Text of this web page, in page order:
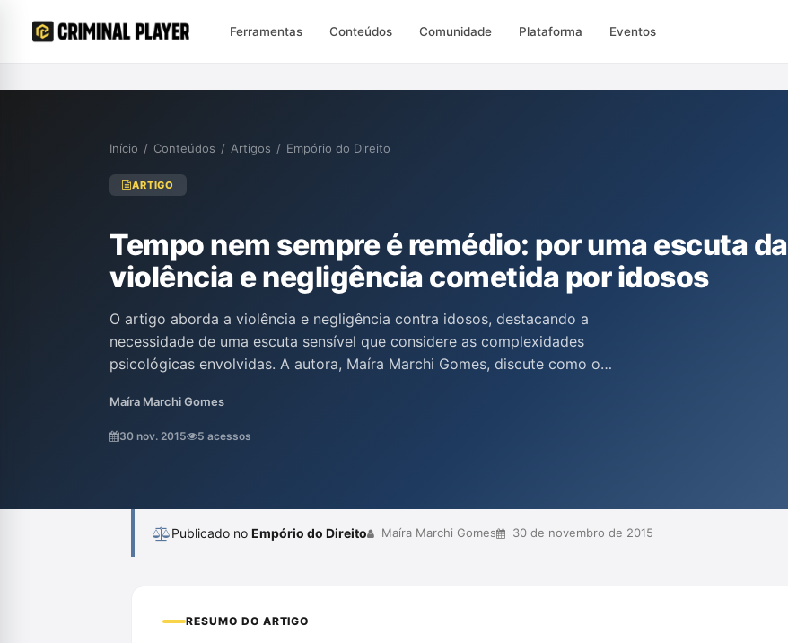
Ferramentas Conteúdos Comunidade Plataforma Eventos
Início / Conteúdos / Artigos / Empório do Direito
ARTIGO
Tempo nem sempre é remédio: por uma escuta da
violência e negligência cometida por idosos
O artigo aborda a violência e negligência contra idosos, destacando a
necessidade de uma escuta sensível que considere as complexidades
psicológicas envolvidas. A autora, Maíra Marchi Gomes, discute como o
entre idosos e seus cuidadores, propondo uma reflexão sobre a dor e as
histórias que permeiam esses vínculos. Além disso, enfatiza que compreender
Maíra Marchi Gomes
30 nov. 2015 5 acessos
Publicado no Empório do Direito Maíra Marchi Gomes 30 de novembro de 2015
RESUMO DO ARTIGO